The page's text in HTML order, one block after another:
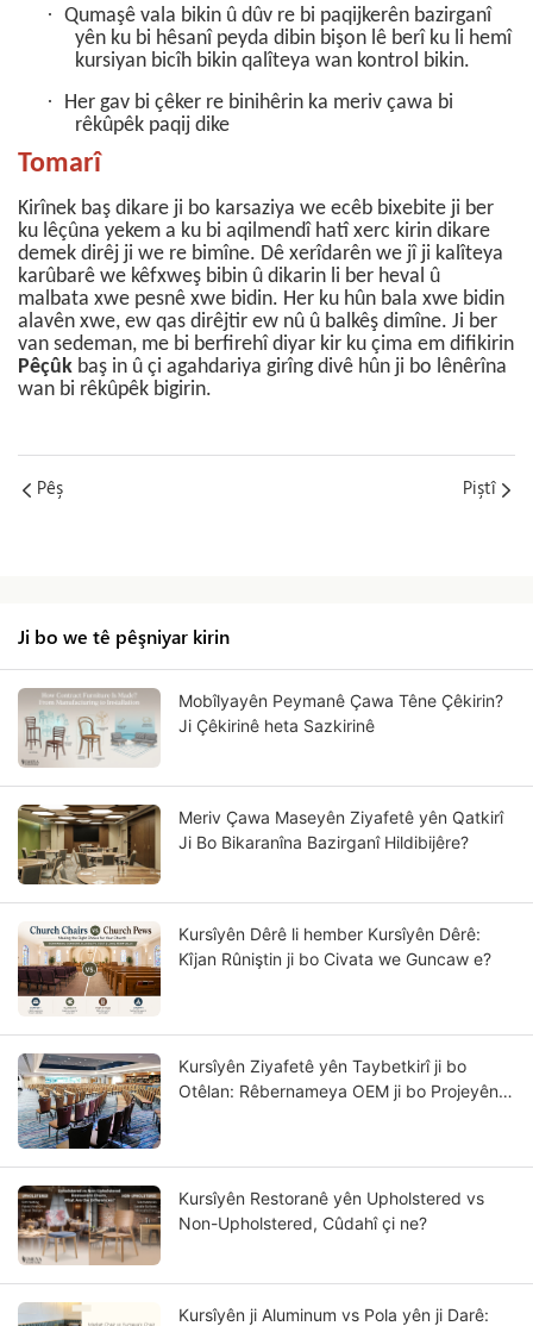
· Qumaşê vala bikin û dûv re bi paqijkerên bazirganî
yên ku bi hêsanî peyda dibin bişon lê berî ku li hemî
kursiyan bicîh bikin qalîteya wan kontrol bikin.
·
Her gav bi çêker re binihêrin ka meriv çawa bi
rêkûpêk paqij dike
Tomarî
Kirînek baş dikare ji bo karsaziya we ecêb bixebite ji ber
ku lêçûna yekem a ku bi aqilmendî hatî xerc kirin dikare
demek dirêj ji we re bimîne. Dê xerîdarên we jî ji kalîteya
karûbarê we kêfxweş bibin û dikarin li ber heval û
malbata xwe pesnê xwe bidin. Her ku hûn bala xwe bidin
alavên xwe, ew qas dirêjtir ew nû û balkêş dimîne. Ji ber
van sedeman, me bi berfirehî diyar kir ku çima em difikirin
Pêçûk baş in û çi agahdariya girîng divê hûn ji bo lênêrîna
wan bi rêkûpêk bigirin.
Pêş Piştî
Ji bo we tê pêşniyar kirin
Mobîlyayên Peymanê Çawa Têne Çêkirin?
Ji Çêkirinê heta Sazkirinê
Meriv Çawa Maseyên Ziyafetê yên Qatkirî
Ji Bo Bikaranîna Bazirganî Hildibijêre?
Kursîyên Dêrê li hember Kursîyên Dêrê:
Kîjan Rûniştin ji bo Civata we Guncaw e?
Kursîyên Ziyafetê yên Taybetkirî ji bo
Otêlan: Rêbernameya OEM ji bo Projeyên
Kursîyên Restoranê yên Upholstered vs
Non-Upholstered, Cûdahî çi ne?
Kursîyên ji Aluminum vs Pola yên ji Darê: